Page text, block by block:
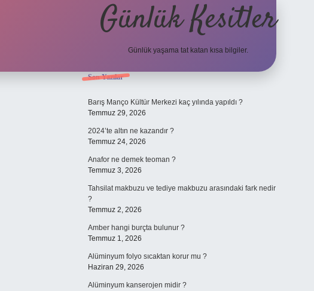
Günlük Kesitler
Günlük yaşama tat katan kısa bilgiler.
Sidebar
Son Yazılar
Barış Manço Kültür Merkezi kaç yılında yapıldı ?
Temmuz 29, 2026
2024’te altın ne kazandır ?
Temmuz 24, 2026
Anafor ne demek teoman ?
Temmuz 3, 2026
Tahsilat makbuzu ve tediye makbuzu arasındaki fark nedir
?
Temmuz 2, 2026
Amber hangi burçta bulunur ?
Temmuz 1, 2026
Alüminyum folyo sıcaktan korur mu ?
Haziran 29, 2026
Alüminyum kanserojen midir ?